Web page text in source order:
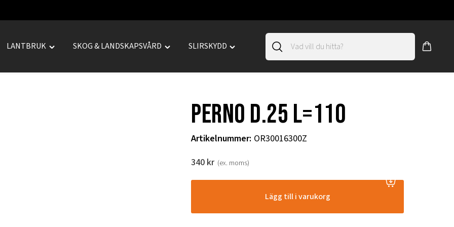
LANTBRUK
Toggle
SKOG & LANDSKAPSVÅRD
Toggle
SLIRSKYDD
Toggle
PERNO D.25 L=110
Artikelnummer: OR30016300Z
340 kr (ex. moms)
Lägg till i varukorg